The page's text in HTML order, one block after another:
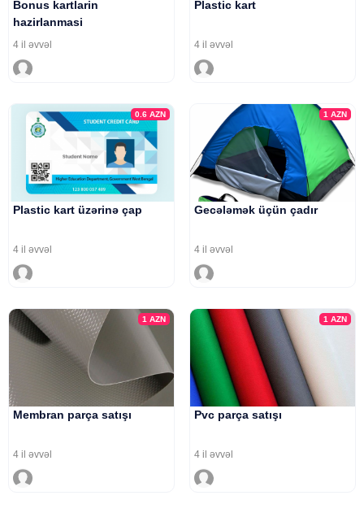
Bonus kartlarin
hazirlanmasi
4 il əvvəl
Plastic kart
4 il əvvəl
0.6AZN
Plastic kart üzərinə çap
4 il əvvəl
1 AZN
Gecələmək üçün çadır
4 il əvvəl
1AZN
Membran parça satışı
4 il əvvəl
1 AZN
Pvc parça satışı
4 il əvvəl